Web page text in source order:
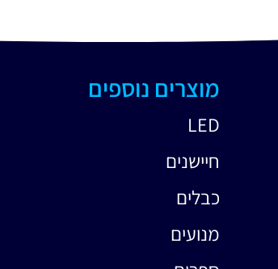
מוצרים נוספים
LED
חיישנים
כבלים
מנועים